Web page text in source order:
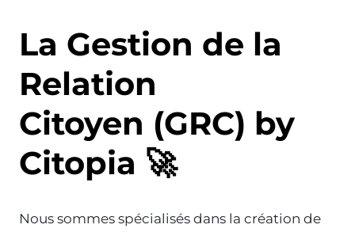
La Gestion de la
Relation
Citoyen (GRC) by
Citopia 🚀
logiciels dédiés aux collectivités territoriales